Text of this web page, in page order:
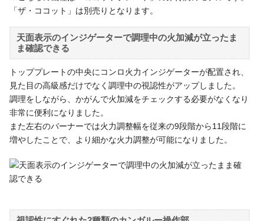
「ザ・ココット」は別売りとなります。
天面表示のインジゲーターで調理中の火加減が立ったま
ま確認できる
トッププレートの中央にコンロ火力インジゲーターが配置され、
見た目の高級感だけでなく調理中の視認性がアップしました。
調理をしながら、かがんで火加減をチェックする必要がなくなり
非常に便利になりました。
また左右のバーナーでは火力調整幅を従来の9段階から11段階に
増やしたことで、より細かな火力調整が可能になりました。